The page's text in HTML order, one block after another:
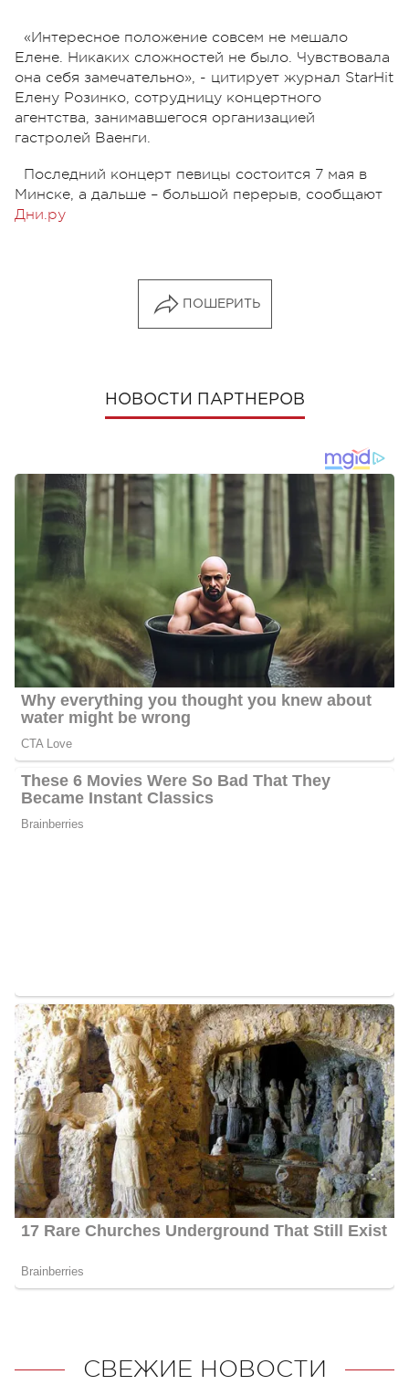
«Интересное положение совсем не мешало
Елене. Никаких сложностей не было. Чувствовала
она себя замечательно», - цитирует журнал StarHit
Елену Розинко, сотрудницу концертного
агентства, занимавшегося организацией
гастролей Ваенги.
Последний концерт певицы состоится 7 мая в
Минске, а дальше – большой перерыв, сообщают
Дни.ру
ПОШЕРИТЬ
НОВОСТИ ПАРТНЕРОВ
СВЕЖИЕ НОВОСТИ